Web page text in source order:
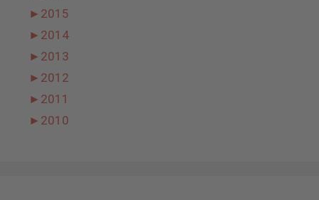
► 2015
► 2014
► 2013
► 2012
► 2011
► 2010